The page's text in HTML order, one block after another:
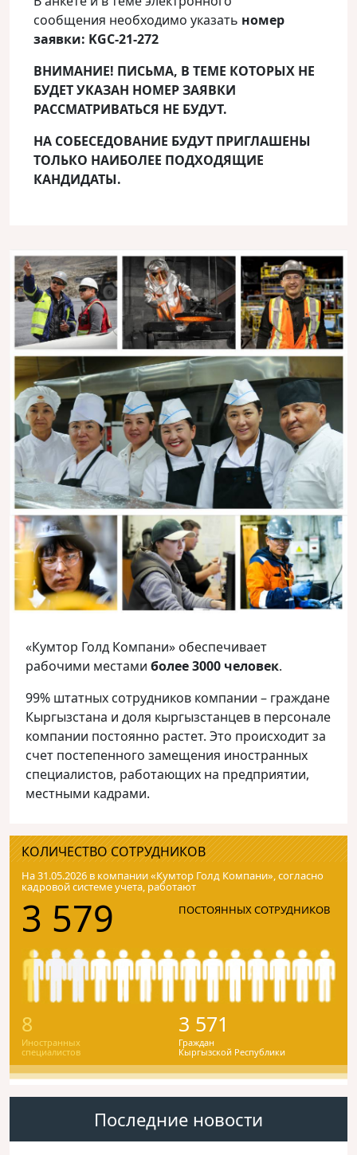
сообщения необходимо указать номер
заявки: KGC-21-272
ВНИМАНИЕ! ПИСЬМА, В ТЕМЕ КОТОРЫХ НЕ
БУДЕТ УКАЗАН НОМЕР ЗАЯВКИ
РАССМАТРИВАТЬСЯ НЕ БУДУТ.
НА СОБЕСЕДОВАНИЕ БУДУТ ПРИГЛАШЕНЫ
ТОЛЬКО НАИБОЛЕЕ ПОДХОДЯЩИЕ
КАНДИДАТЫ.
«Кумтор Голд Компани» обеспечивает
рабочими местами более 3000 человек.
99% штатных сотрудников компании – граждане
Кыргызстана и доля кыргызстанцев в персонале
компании постоянно растет. Это происходит за
счет постепенного замещения иностранных
специалистов, работающих на предприятии,
местными кадрами.
КОЛИЧЕСТВО СОТРУДНИКОВ
На 31.05.2026 в компании «Кумтор Голд Компани», согласно
кадровой системе учета, работают
3 579 ПОСТОЯННЫХ СОТРУДНИКОВ
8
Иностранных
специалистов
3 571
Граждан
Кыргызской Республики
Последние новости